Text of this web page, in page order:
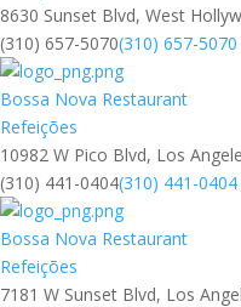
8630 Sunset Blvd, West
(310) 657-5070(310) 657-5070
Bossa Nova Restaurant
Refeições
10982 W Pico Blvd, Los
(310) 441-0404(310) 441-0404
Bossa Nova Restaurant
Refeições
7181 W Sunset Blvd, Los